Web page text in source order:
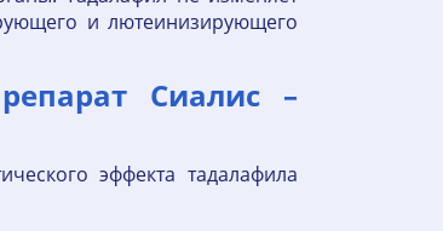
и лютеинизирующего
Сиалис –
эффекта тадалафила